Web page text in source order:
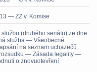
— ZZ v. Komise
(druhého senátu) ze dne
služba — Všeobecné
na seznam uchazečů
— Zásada legality —
o znovuotevření